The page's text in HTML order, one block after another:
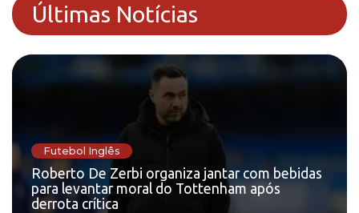
Últimas Notícias
Futebol Inglês
Roberto De Zerbi organiza jantar com bebidas
para levantar moral do Tottenham após
derrota crítica